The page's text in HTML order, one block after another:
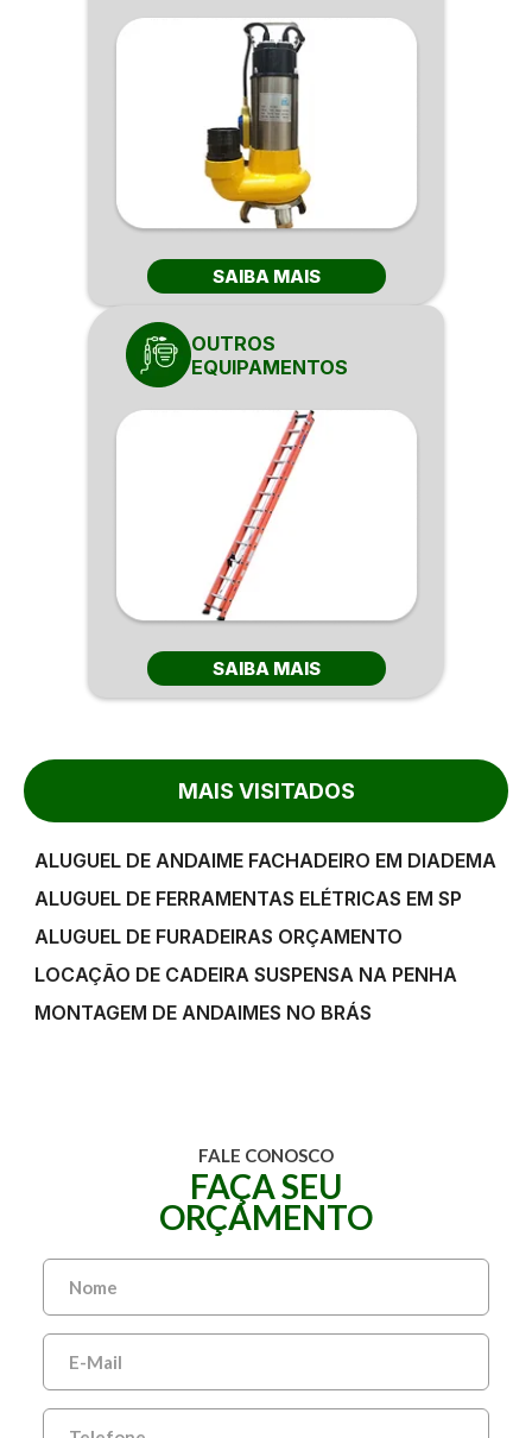
SAIBA MAIS
OUTROS
EQUIPAMENTOS
SAIBA MAIS
MAIS VISITADOS
ALUGUEL DE ANDAIME FACHADEIRO EM DIADEMA
ALUGUEL DE FERRAMENTAS ELÉTRICAS EM SP
ALUGUEL DE FURADEIRAS ORÇAMENTO
LOCAÇÃO DE CADEIRA SUSPENSA NA PENHA
MONTAGEM DE ANDAIMES NO BRÁS
FALE CONOSCO
FAÇA SEU
ORÇAMENTO